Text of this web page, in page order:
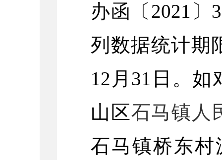
办函〔2021〕
列数据统计期
12月31日。
山区石马镇人
石马镇桥东村